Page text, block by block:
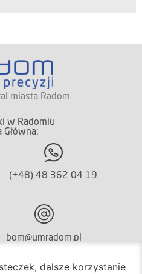
miasta Radom
w Radomiu
Główna:
(+48) 48 362 04 19
bom@umradom.pl
dalsze korzystanie